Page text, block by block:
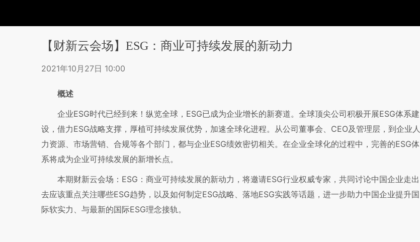
【财新云会场】ESG：商业可持续发展的新动力
2021年10月27日 10:00
概述
企业ESG时代已经到来！纵览全球，ESG已成为企业增长的新赛道。全球顶尖公司积极开展ESG体系建
设，借力ESG战略支撑，厚植可持续发展优势，加速全球化进程。从公司董事会、CEO及管理层，到企业人
力资源、市场营销、合规等各个部门，都与企业ESG绩效密切相关。在企业全球化的过程中，完善的ESG体
系将成为企业可持续发展的新增长点。
本期财新云会场：ESG：商业可持续发展的新动力，将邀请ESG行业权威专家，共同讨论中国企业走出
去应该重点关注哪些ESG趋势，以及如何制定ESG战略、落地ESG实践等话题，进一步助力中国企业提升国
际软实力、与最新的国际ESG理念接轨。